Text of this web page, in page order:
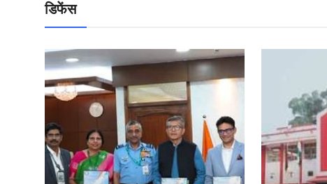
डिफेंस